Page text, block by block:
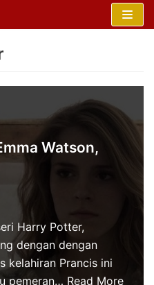
Watson,
Harry Potter,
dengan dengan
kelahiran Prancis ini
pemeran… Read More